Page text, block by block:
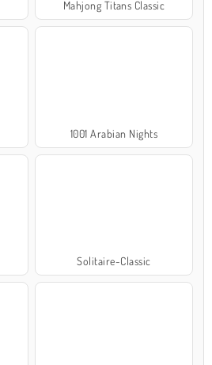
Mahjong Titans Classic
1001 Arabian Nights
Solitaire-Classic